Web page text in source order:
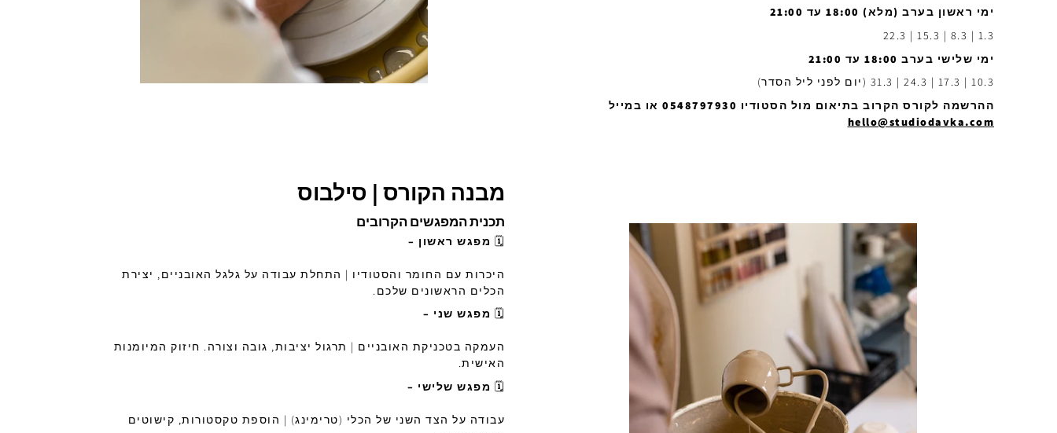
ימי ראשון בערב (מלא) 18:00 עד 21:00
1.3 | 8.3 | 15.3 | 22.3
ימי שלישי בערב 18:00 עד 21:00
10.3 | 17.3 | 24.3 | 31.3 (יום לפני ליל הסדר)
ההרשמה לקורס הקרוב בתיאום מול הסטודיו 0548797930 או במייל
hello@studiodavka.com
מבנה הקורס | סילבוס
תכנית המפגשים הקרובים
🗓 מפגש ראשון –
היכרות עם החומר והסטודיו | התחלת עבודה על גלגל האובניים, יצירת
הכלים הראשונים שלכם.
🗓 מפגש שני –
העמקה בטכניקת האובניים | תרגול יציבות, גובה וצורה. חיזוק המיומנות
האישית.
🗓 מפגש שלישי –
עבודה על הצד השני של הכלי (טרימינג) | הוספת טקסטורות, קישוטים